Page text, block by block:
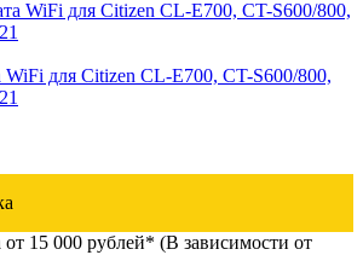
WiFi для Citizen CL-E700, CT-S600/800,
от 15 000 рублей* (В зависимости от